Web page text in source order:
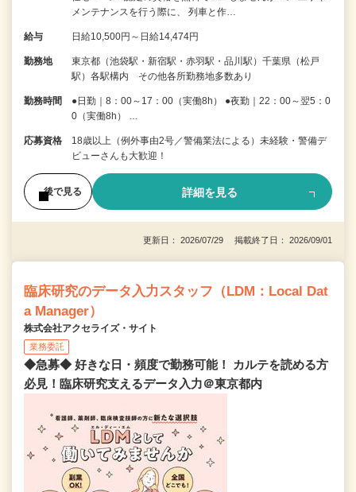
メンテナンスを行う際に、 列車と作…
給与 日給10,500円～日給14,474円
勤務地
東京都（池袋駅・新宿駅・赤羽駅・品川駅）千葉県（松戸
駅）各駅構内 その他各所勤務地多数あり
勤務時間
●日勤｜8：00～17：00（実働8h） ●夜勤｜22：00～翌5：0
0（実働8h） …
応募資格
18歳以上（例外事由2号／警備業法による）未経験・警備デ
ビューさんも大歓迎！
後で見る 詳細を見る
更新日： 2026/07/29 掲載終了日： 2026/09/01
臨床研究のデータ入力スタッフ（LDM：Local Dat
a Manager）
株式会社アクセライズ・サイト
業務委託
◆急募◆ 好きな日・頻度で勤務可能！ カルテを読める方
必見！臨床研究支えるデータ入力＠東京都内